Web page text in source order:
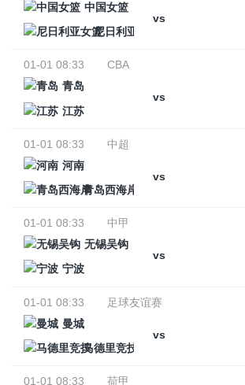
中国女篮
vs
尼日利亚女篮
01-01 08:33
CBA
青岛
vs
江苏
01-01 08:33
中超
河南
vs
青岛西海岸
01-01 08:33
中甲
无锡吴钩
vs
宁波
01-01 08:33
足球友谊赛
曼城
vs
马德里竞技
01-01 08:33 荷甲